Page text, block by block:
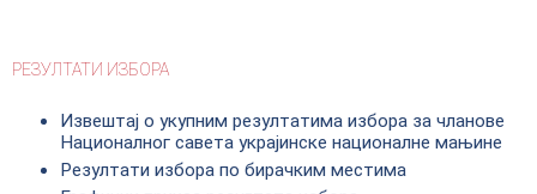
РЕЗУЛТАТИ ИЗБОРА
Извештај о укупним резултатима избора за чланове
Националног савета украјинске националне мањине
Резултати избора по бирачким местима